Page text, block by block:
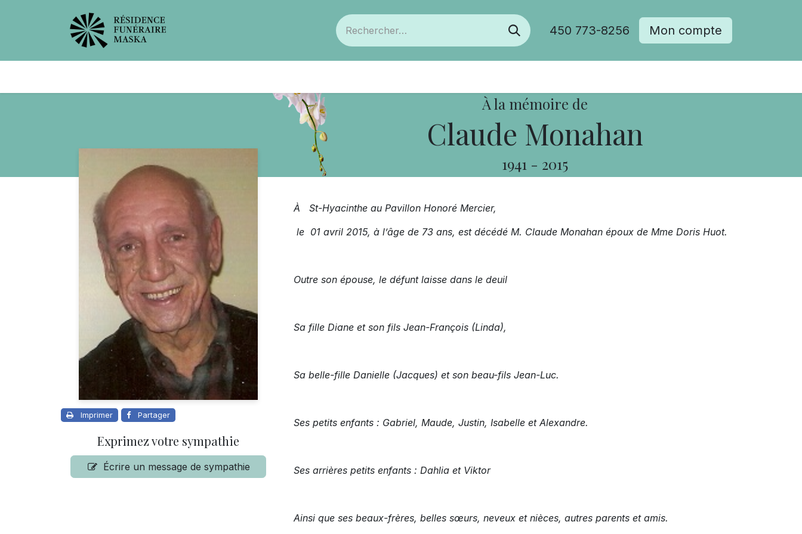
450 773-8256 Mon compte
À la mémoire de
Claude Monahan
1941 - 2015
Imprimer Partager
Exprimez votre sympathie
Écrire un message de sympathie
À St-Hyacinthe au Pavillon Honoré Mercier,
le 01 avril 2015, à l’âge de 73 ans, est décédé M. Claude Monahan époux de Mme Doris Huot.
Outre son épouse, le défunt laisse dans le deuil
Sa fille Diane et son fils Jean-François (Linda),
Sa belle-fille Danielle (Jacques) et son beau-fils Jean-Luc.
Ses petits enfants : Gabriel, Maude, Justin, Isabelle et Alexandre.
Ses arrières petits enfants : Dahlia et Viktor
Ainsi que ses beaux-frères, belles sœurs, neveux et nièces, autres parents et amis.